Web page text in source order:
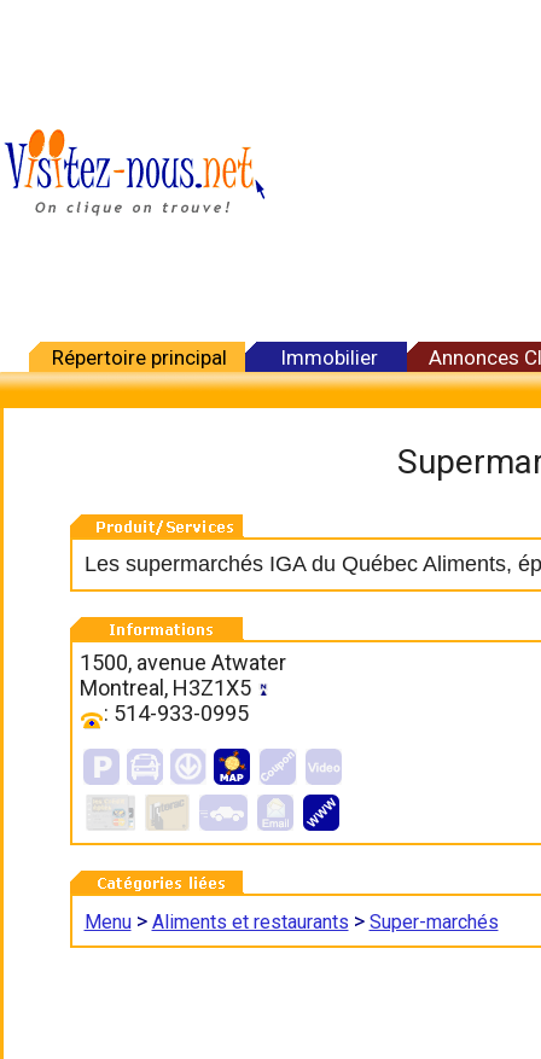
Répertoire principal Immobilier Annonces
Les supermarchés IGA du Québec Aliments,
1500, avenue Atwater
Montreal, H3Z1X5
: 514-933-0995
Menu> Aliments et restaurants > Super-marchés